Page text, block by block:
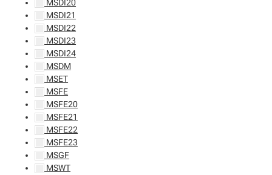
MSDI20
MSDI21
MSDI22
MSDI23
MSDI24
MSDM
MSET
MSFE
MSFE20
MSFE21
MSFE22
MSFE23
MSGF
MSWT